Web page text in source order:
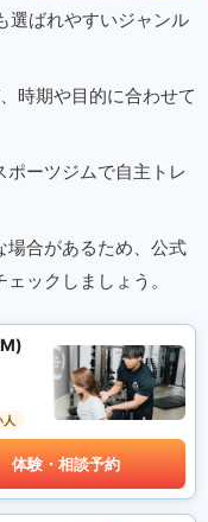
選ばれやすいジャンル
時期や目的に合わせて
ーツジムで自主トレ
場合があるため、公式
ックしましょう。
人
体験・相談予約